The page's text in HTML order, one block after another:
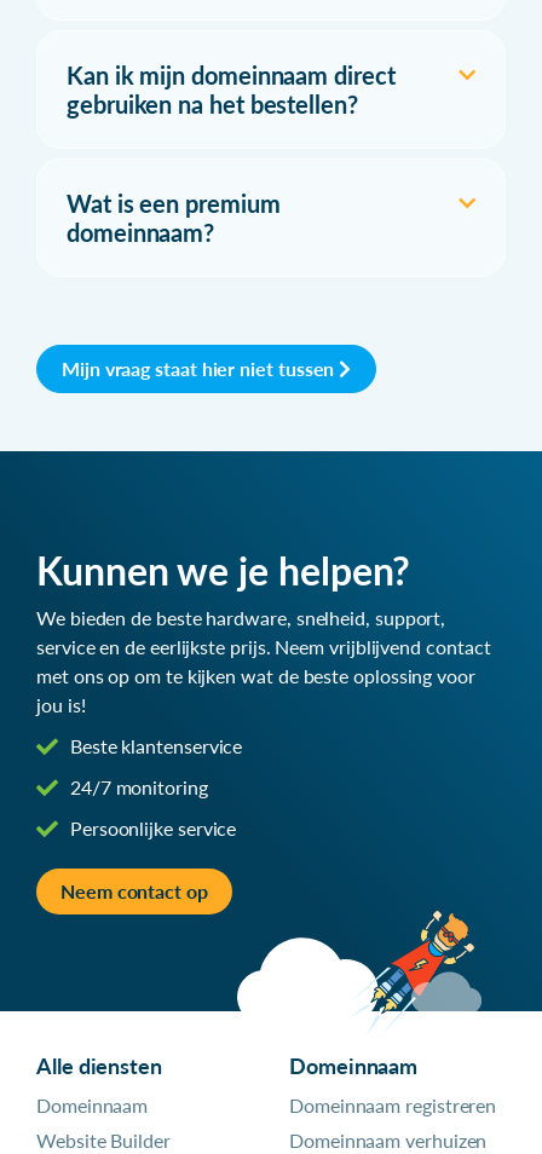
Kan ik mijn domeinnaam direct
gebruiken na het bestellen?
Wat is een premium
domeinnaam?
Mijn vraag staat hier niet tussen
Kunnen we je helpen?
We bieden de beste hardware, snelheid, support,
service en de eerlijkste prijs. Neem vrijblijvend contact
met ons op om te kijken wat de beste oplossing voor
jou is!
Beste klantenservice
24/7 monitoring
Persoonlijke service
Neem contact op
Alle diensten
Domeinnaam
Website Builder
Domeinnaam
Domeinnaam registreren
Domeinnaam verhuizen